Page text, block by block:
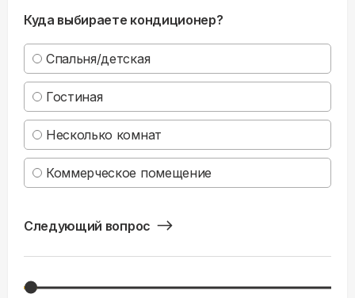
Куда выбираете кондиционер?
Спальня/детская
Гостиная
Несколько комнат
Коммерческое помещение
Следующий вопрос